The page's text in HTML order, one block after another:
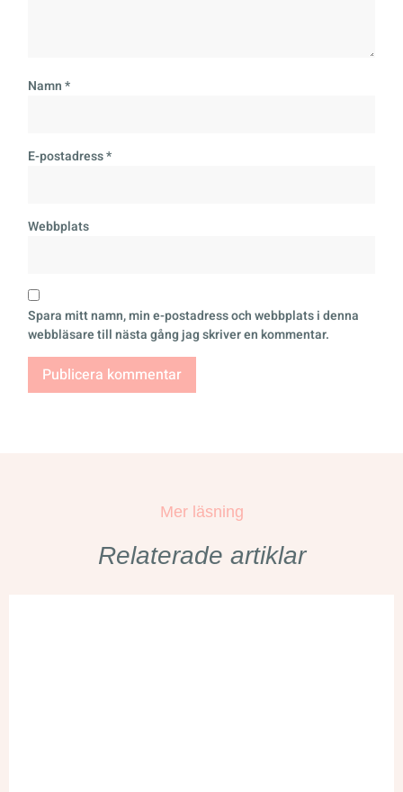
Namn*
E-postadress*
Webbplats
Spara mitt namn, min e-postadress och webbplats i denna
webbläsare till nästa gång jag skriver en kommentar.
Mer läsning
Relaterade artiklar